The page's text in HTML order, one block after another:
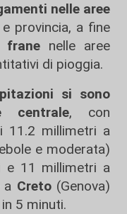
nelle aree
e provincia, a fine
franenelle aree
di pioggia.
si sono
centrale, con
11.2 millimetri a
e moderata)
e 11 millimetri a
a Creto(Genova)
5 minuti.